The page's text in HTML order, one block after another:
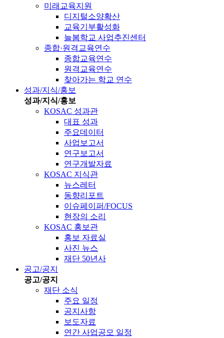
미래교육지원
디지털소양확산
교육기부활성화
늘봄학교 사업추진센터
종합·원격교육연수
종합교육연수
원격교육연수
찾아가는 학교 연수
성과/지식/홍보
성과/지식/홍보
KOSAC 성과관
대표 성과
주요데이터
사업보고서
연구보고서
연구개발자료
KOSAC 지식관
뉴스레터
동향리포트
이슈페이퍼/FOCUS
현장의 소리
KOSAC 홍보관
홍보 자료실
사진 뉴스
재단 50년사
공고/공지
공고/공지
재단 소식
주요 일정
공지사항
보도자료
연간 사업공모 일정